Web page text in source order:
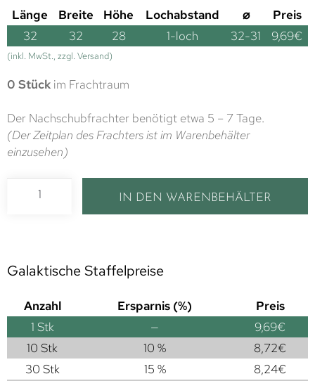
Länge Breite Höhe Lochabstand ⌀
Preis
32
32 28 1-loch 32-31 9,69€
(inkl. MwSt., zzgl. Versand)
0 Stück im Frachtraum
Der Nachschubfrachter benötigt etwa 5 – 7 Tage.
(Der Zeitplan des Frachters ist im Warenbehälter
einzusehen)
IN DEN WARENBEHÄLTER
Galaktische Staffelpreise
Anzahl Ersparnis (%)
Preis
1 Stk — 9,69€
10 Stk
10 % 8,72€
30 Stk
15 % 8,24€